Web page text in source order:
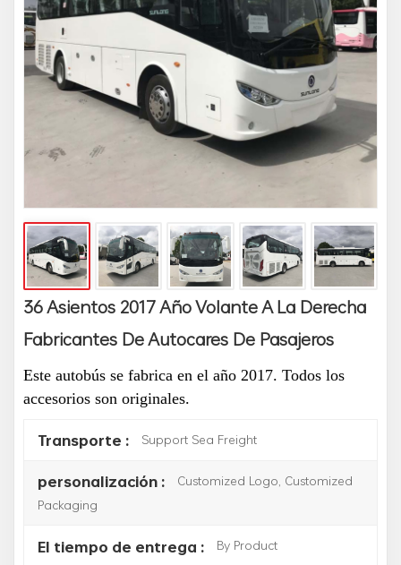
36 Asientos 2017 Año Volante A La Derecha
Fabricantes De Autocares De Pasajeros
Este autobús se fabrica en el año 2017. Todos los
accesorios son originales.
Transporte : Support Sea Freight
personalización :
Customized Logo, Customized
Packaging
El tiempo de entrega : By Product